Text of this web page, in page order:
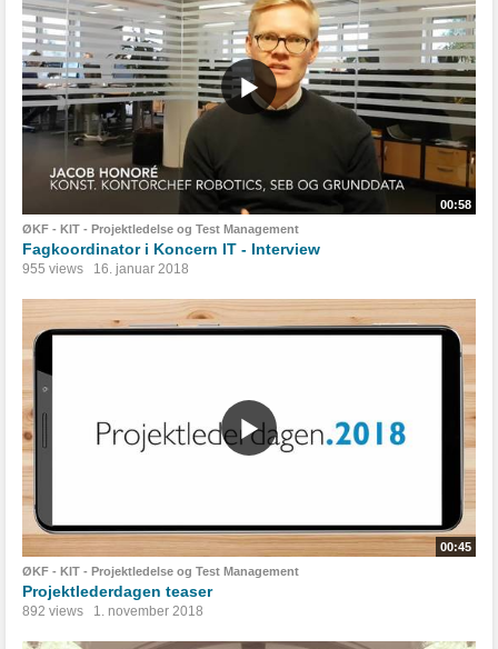
00:58
ØKF - KIT - Projektledelse og Test Management
Fagkoordinator i Koncern IT - Interview
955 views 16. januar 2018
00:45
ØKF - KIT - Projektledelse og Test Management
Projektlederdagen teaser
892 views 1. november 2018